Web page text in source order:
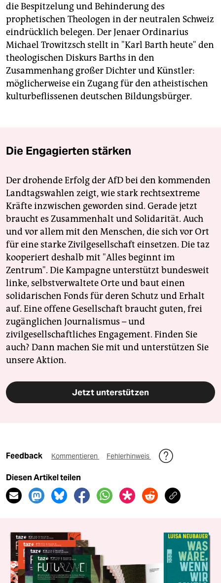
die Bespitzelung und Behinderung des
prophetischen Theologen in der neutralen Schweiz
eindrücklich belegen. Der Jenaer Ordinarius
Michael Trowitzsch stellt in "Karl Barth heute" den
theologischen Diskurs Barths in den
Zusammenhang großer Dichter und Künstler:
möglicherweise ein Zugang für den atheistischen
kulturbeflissenen deutschen Bildungsbürger.
Die Engagierten stärken
Der drohende Erfolg der AfD bei den kommenden
Landtagswahlen zeigt, wie stark rechtsextreme
Kräfte inzwischen geworden sind. Gerade jetzt
braucht es Zusammenhalt und Solidarität. Auch
und vor allem mit den Menschen, die sich vor Ort
für eine starke Zivilgesellschaft einsetzen. Die taz
kooperiert deshalb mit "Alles beginnt im
Zentrum". Die Kampagne unterstützt bundesweit
linke, selbstverwaltete Orte und baut einen
solidarischen Fonds für deren Schutz und Erhalt
auf. Eine offene Gesellschaft braucht guten, frei
zugänglichen Journalismus – und
zivilgesellschaftliches Engagement. Finden Sie
auch? Dann machen Sie mit und unterstützen Sie
unsere Aktion.
Jetzt unterstützen
Feedback Kommentieren Fehlerhinweis
Diesen Artikel teilen